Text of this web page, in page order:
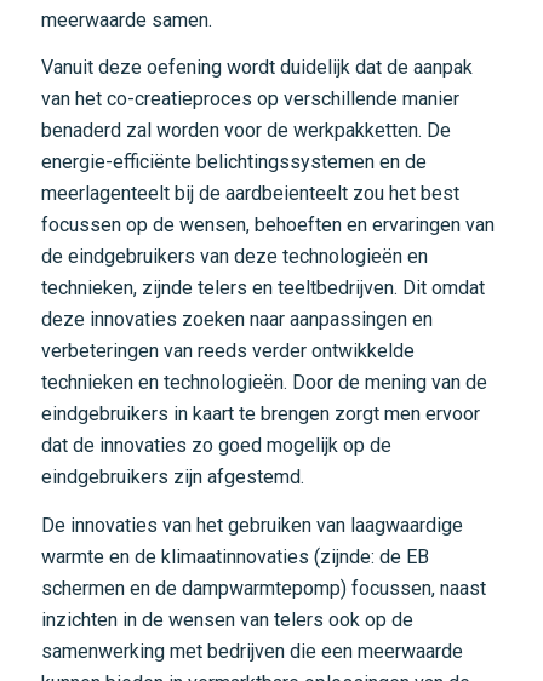
meerwaarde samen.
Vanuit deze oefening wordt duidelijk dat de aanpak
van het co-creatieproces op verschillende manier
benaderd zal worden voor de werkpakketten. De
energie-efficiënte belichtingssystemen en de
meerlagenteelt bij de aardbeienteelt zou het best
focussen op de wensen, behoeften en ervaringen van
de eindgebruikers van deze technologieën en
technieken, zijnde telers en teeltbedrijven. Dit omdat
deze innovaties zoeken naar aanpassingen en
verbeteringen van reeds verder ontwikkelde
technieken en technologieën. Door de mening van de
eindgebruikers in kaart te brengen zorgt men ervoor
dat de innovaties zo goed mogelijk op de
eindgebruikers zijn afgestemd.
De innovaties van het gebruiken van laagwaardige
warmte en de klimaatinnovaties (zijnde: de EB
schermen en de dampwarmtepomp) focussen, naast
inzichten in de wensen van telers ook op de
samenwerking met bedrijven die een meerwaarde